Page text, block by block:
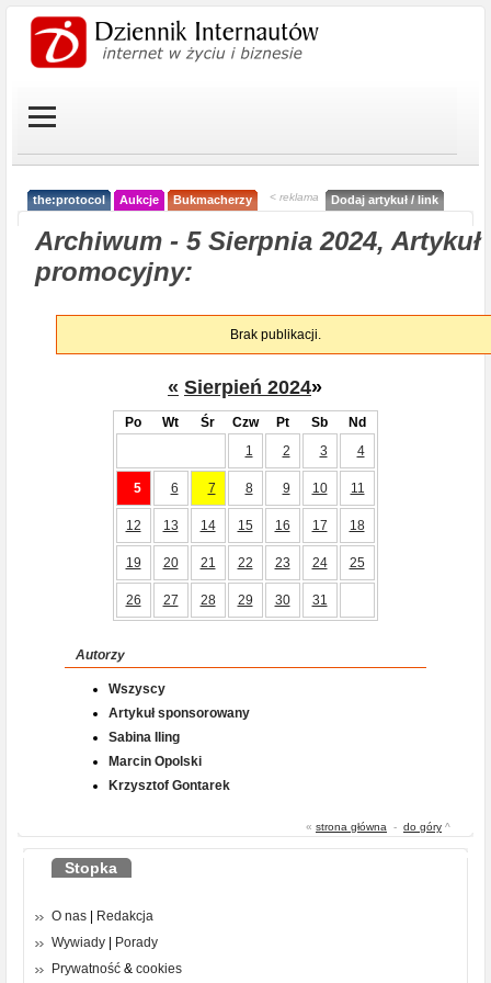
the:protocol Aukcje Bukmacherzy < reklama Dodaj artykuł / link
Archiwum - 5 Sierpnia 2024, Artykuł
promocyjny:
Brak publikacji.
« Sierpień 2024»
Po Wt Śr Czw Pt Sb
Nd
1
2 3 4
5 6 7 8 9 10 11
12 13 14 15 16 17 18
19 20 21 22 23 24 25
26 27 28 29 30 31
Autorzy
Wszyscy
Artykuł sponsorowany
Sabina Iling
Marcin Opolski
Krzysztof Gontarek
« strona główna - do góry ^
Stopka
O nas
Redakcja
Wywiady
Porady
Prywatność & cookies